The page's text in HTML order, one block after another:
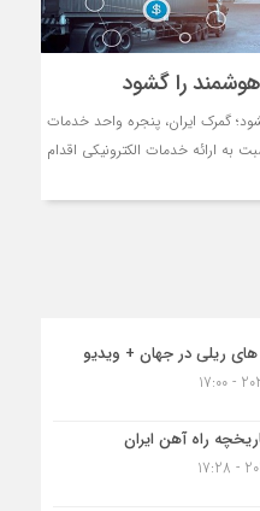
را گشود
گمرک ایران، پنجره واحد خدمات
ارائه خدمات الکترونیکی اقدام
های ریلی در جهان + ویدیو
راه آهن ایران